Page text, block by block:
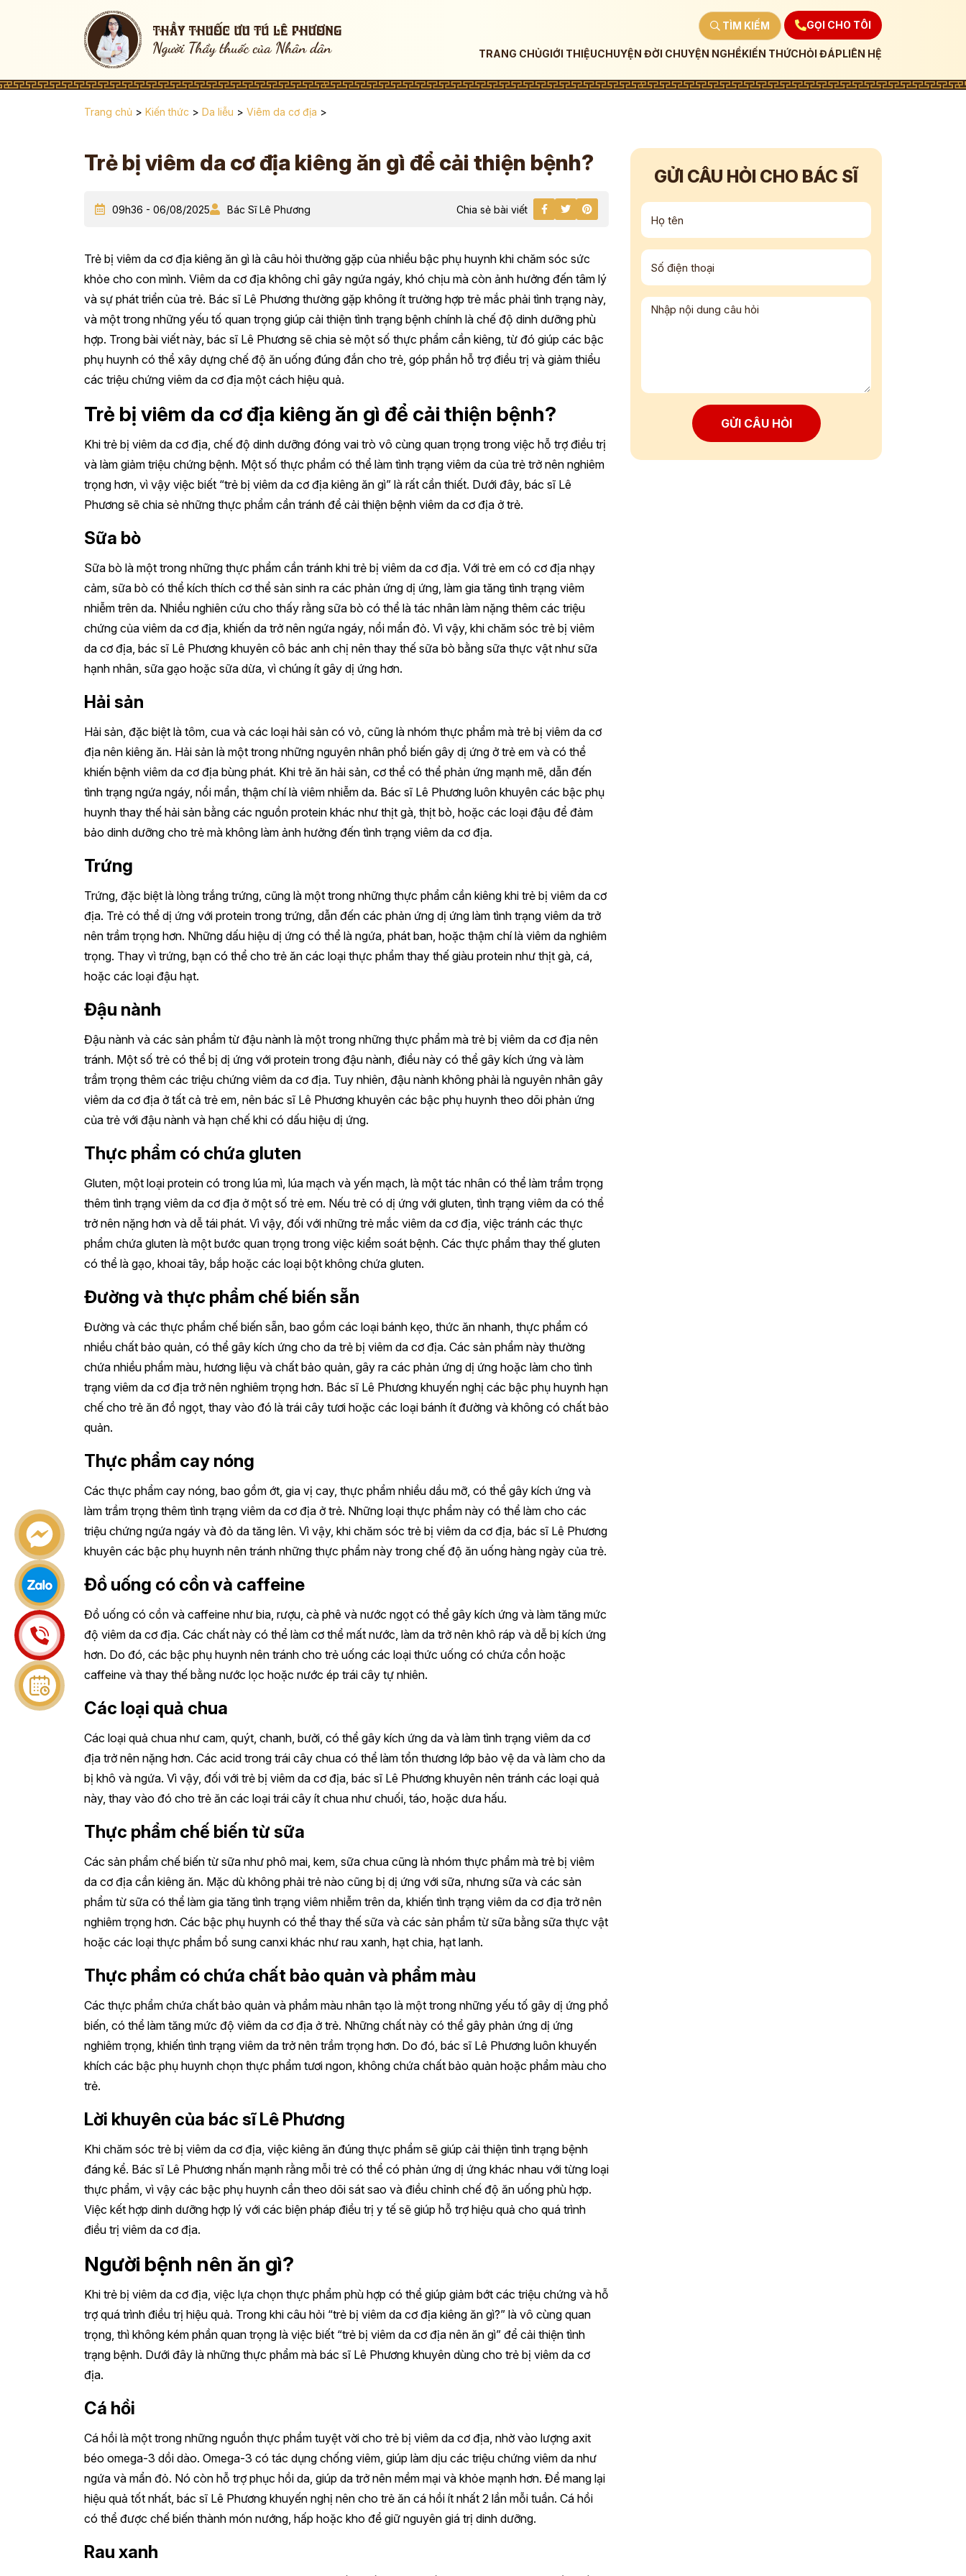
TÌM KIẾM GỌI CHO TÔI
TRANG CHỦGIỚI THIỆUCHUYỆN ĐỜI CHUYỆN NGHỀKIẾN THỨCHỎI ĐÁPLIÊN HỆ
Trang chủ > Kiến thức > Da liễu > Viêm da cơ địa >
Trẻ bị viêm da cơ địa kiêng ăn gì để cải thiện bệnh?
09h36 - 06/08/2025 Bác Sĩ Lê Phương Chia sẻ bài viết
Trẻ bị viêm da cơ địa kiêng ăn gì là câu hỏi thường gặp của nhiều bậc phụ huynh khi chăm sóc sức
khỏe cho con mình. Viêm da cơ địa không chỉ gây ngứa ngáy, khó chịu mà còn ảnh hưởng đến tâm lý
và sự phát triển của trẻ. Bác sĩ Lê Phương thường gặp không ít trường hợp trẻ mắc phải tình trạng này,
và một trong những yếu tố quan trọng giúp cải thiện tình trạng bệnh chính là chế độ dinh dưỡng phù
hợp. Trong bài viết này, bác sĩ Lê Phương sẽ chia sẻ một số thực phẩm cần kiêng, từ đó giúp các bậc
phụ huynh có thể xây dựng chế độ ăn uống đúng đắn cho trẻ, góp phần hỗ trợ điều trị và giảm thiểu
các triệu chứng viêm da cơ địa một cách hiệu quả.
Trẻ bị viêm da cơ địa kiêng ăn gì để cải thiện bệnh?
Khi trẻ bị viêm da cơ địa, chế độ dinh dưỡng đóng vai trò vô cùng quan trọng trong việc hỗ trợ điều trị
và làm giảm triệu chứng bệnh. Một số thực phẩm có thể làm tình trạng viêm da của trẻ trở nên nghiêm
trọng hơn, vì vậy việc biết “trẻ bị viêm da cơ địa kiêng ăn gì” là rất cần thiết. Dưới đây, bác sĩ Lê
Phương sẽ chia sẻ những thực phẩm cần tránh để cải thiện bệnh viêm da cơ địa ở trẻ.
Sữa bò
Sữa bò là một trong những thực phẩm cần tránh khi trẻ bị viêm da cơ địa. Với trẻ em có cơ địa nhạy
cảm, sữa bò có thể kích thích cơ thể sản sinh ra các phản ứng dị ứng, làm gia tăng tình trạng viêm
nhiễm trên da. Nhiều nghiên cứu cho thấy rằng sữa bò có thể là tác nhân làm nặng thêm các triệu
chứng của viêm da cơ địa, khiến da trở nên ngứa ngáy, nổi mẩn đỏ. Vì vậy, khi chăm sóc trẻ bị viêm
da cơ địa, bác sĩ Lê Phương khuyên cô bác anh chị nên thay thế sữa bò bằng sữa thực vật như sữa
hạnh nhân, sữa gạo hoặc sữa dừa, vì chúng ít gây dị ứng hơn.
Hải sản
Hải sản, đặc biệt là tôm, cua và các loại hải sản có vỏ, cũng là nhóm thực phẩm mà trẻ bị viêm da cơ
địa nên kiêng ăn. Hải sản là một trong những nguyên nhân phổ biến gây dị ứng ở trẻ em và có thể
khiến bệnh viêm da cơ địa bùng phát. Khi trẻ ăn hải sản, cơ thể có thể phản ứng mạnh mẽ, dẫn đến
tình trạng ngứa ngáy, nổi mẩn, thậm chí là viêm nhiễm da. Bác sĩ Lê Phương luôn khuyên các bậc phụ
huynh thay thế hải sản bằng các nguồn protein khác như thịt gà, thịt bò, hoặc các loại đậu để đảm
bảo dinh dưỡng cho trẻ mà không làm ảnh hưởng đến tình trạng viêm da cơ địa.
Trứng
Trứng, đặc biệt là lòng trắng trứng, cũng là một trong những thực phẩm cần kiêng khi trẻ bị viêm da cơ
địa. Trẻ có thể dị ứng với protein trong trứng, dẫn đến các phản ứng dị ứng làm tình trạng viêm da trở
nên trầm trọng hơn. Những dấu hiệu dị ứng có thể là ngứa, phát ban, hoặc thậm chí là viêm da nghiêm
trọng. Thay vì trứng, bạn có thể cho trẻ ăn các loại thực phẩm thay thế giàu protein như thịt gà, cá,
hoặc các loại đậu hạt.
Đậu nành
Đậu nành và các sản phẩm từ đậu nành là một trong những thực phẩm mà trẻ bị viêm da cơ địa nên
tránh. Một số trẻ có thể bị dị ứng với protein trong đậu nành, điều này có thể gây kích ứng và làm
trầm trọng thêm các triệu chứng viêm da cơ địa. Tuy nhiên, đậu nành không phải là nguyên nhân gây
viêm da cơ địa ở tất cả trẻ em, nên bác sĩ Lê Phương khuyên các bậc phụ huynh theo dõi phản ứng
của trẻ với đậu nành và hạn chế khi có dấu hiệu dị ứng.
Thực phẩm có chứa gluten
Gluten, một loại protein có trong lúa mì, lúa mạch và yến mạch, là một tác nhân có thể làm trầm trọng
thêm tình trạng viêm da cơ địa ở một số trẻ em. Nếu trẻ có dị ứng với gluten, tình trạng viêm da có thể
trở nên nặng hơn và dễ tái phát. Vì vậy, đối với những trẻ mắc viêm da cơ địa, việc tránh các thực
phẩm chứa gluten là một bước quan trọng trong việc kiểm soát bệnh. Các thực phẩm thay thế gluten
có thể là gạo, khoai tây, bắp hoặc các loại bột không chứa gluten.
Đường và thực phẩm chế biến sẵn
Đường và các thực phẩm chế biến sẵn, bao gồm các loại bánh kẹo, thức ăn nhanh, thực phẩm có
nhiều chất bảo quản, có thể gây kích ứng cho da trẻ bị viêm da cơ địa. Các sản phẩm này thường
chứa nhiều phẩm màu, hương liệu và chất bảo quản, gây ra các phản ứng dị ứng hoặc làm cho tình
trạng viêm da cơ địa trở nên nghiêm trọng hơn. Bác sĩ Lê Phương khuyến nghị các bậc phụ huynh hạn
chế cho trẻ ăn đồ ngọt, thay vào đó là trái cây tươi hoặc các loại bánh ít đường và không có chất bảo
quản.
Thực phẩm cay nóng
Các thực phẩm cay nóng, bao gồm ớt, gia vị cay, thực phẩm nhiều dầu mỡ, có thể gây kích ứng và
làm trầm trọng thêm tình trạng viêm da cơ địa ở trẻ. Những loại thực phẩm này có thể làm cho các
triệu chứng ngứa ngáy và đỏ da tăng lên. Vì vậy, khi chăm sóc trẻ bị viêm da cơ địa, bác sĩ Lê Phương
khuyên các bậc phụ huynh nên tránh những thực phẩm này trong chế độ ăn uống hàng ngày của trẻ.
Đồ uống có cồn và caffeine
Đồ uống có cồn và caffeine như bia, rượu, cà phê và nước ngọt có thể gây kích ứng và làm tăng mức
độ viêm da cơ địa. Các chất này có thể làm cơ thể mất nước, làm da trở nên khô ráp và dễ bị kích ứng
hơn. Do đó, các bậc phụ huynh nên tránh cho trẻ uống các loại thức uống có chứa cồn hoặc
caffeine và thay thế bằng nước lọc hoặc nước ép trái cây tự nhiên.
Các loại quả chua
Các loại quả chua như cam, quýt, chanh, bưởi, có thể gây kích ứng da và làm tình trạng viêm da cơ
địa trở nên nặng hơn. Các acid trong trái cây chua có thể làm tổn thương lớp bảo vệ da và làm cho da
bị khô và ngứa. Vì vậy, đối với trẻ bị viêm da cơ địa, bác sĩ Lê Phương khuyên nên tránh các loại quả
này, thay vào đó cho trẻ ăn các loại trái cây ít chua như chuối, táo, hoặc dưa hấu.
Thực phẩm chế biến từ sữa
Các sản phẩm chế biến từ sữa như phô mai, kem, sữa chua cũng là nhóm thực phẩm mà trẻ bị viêm
da cơ địa cần kiêng ăn. Mặc dù không phải trẻ nào cũng bị dị ứng với sữa, nhưng sữa và các sản
phẩm từ sữa có thể làm gia tăng tình trạng viêm nhiễm trên da, khiến tình trạng viêm da cơ địa trở nên
nghiêm trọng hơn. Các bậc phụ huynh có thể thay thế sữa và các sản phẩm từ sữa bằng sữa thực vật
hoặc các loại thực phẩm bổ sung canxi khác như rau xanh, hạt chia, hạt lanh.
Thực phẩm có chứa chất bảo quản và phẩm màu
Các thực phẩm chứa chất bảo quản và phẩm màu nhân tạo là một trong những yếu tố gây dị ứng phổ
biến, có thể làm tăng mức độ viêm da cơ địa ở trẻ. Những chất này có thể gây phản ứng dị ứng
nghiêm trọng, khiến tình trạng viêm da trở nên trầm trọng hơn. Do đó, bác sĩ Lê Phương luôn khuyến
khích các bậc phụ huynh chọn thực phẩm tươi ngon, không chứa chất bảo quản hoặc phẩm màu cho
trẻ.
Lời khuyên của bác sĩ Lê Phương
Khi chăm sóc trẻ bị viêm da cơ địa, việc kiêng ăn đúng thực phẩm sẽ giúp cải thiện tình trạng bệnh
đáng kể. Bác sĩ Lê Phương nhấn mạnh rằng mỗi trẻ có thể có phản ứng dị ứng khác nhau với từng loại
thực phẩm, vì vậy các bậc phụ huynh cần theo dõi sát sao và điều chỉnh chế độ ăn uống phù hợp.
Việc kết hợp dinh dưỡng hợp lý với các biện pháp điều trị y tế sẽ giúp hỗ trợ hiệu quả cho quá trình
điều trị viêm da cơ địa.
Người bệnh nên ăn gì?
Khi trẻ bị viêm da cơ địa, việc lựa chọn thực phẩm phù hợp có thể giúp giảm bớt các triệu chứng và hỗ
trợ quá trình điều trị hiệu quả. Trong khi câu hỏi “trẻ bị viêm da cơ địa kiêng ăn gì?” là vô cùng quan
trọng, thì không kém phần quan trọng là việc biết “trẻ bị viêm da cơ địa nên ăn gì” để cải thiện tình
trạng bệnh. Dưới đây là những thực phẩm mà bác sĩ Lê Phương khuyên dùng cho trẻ bị viêm da cơ
địa.
Cá hồi
Cá hồi là một trong những nguồn thực phẩm tuyệt vời cho trẻ bị viêm da cơ địa, nhờ vào lượng axit
béo omega-3 dồi dào. Omega-3 có tác dụng chống viêm, giúp làm dịu các triệu chứng viêm da như
ngứa và mẩn đỏ. Nó còn hỗ trợ phục hồi da, giúp da trở nên mềm mại và khỏe mạnh hơn. Để mang lại
hiệu quả tốt nhất, bác sĩ Lê Phương khuyến nghị nên cho trẻ ăn cá hồi ít nhất 2 lần mỗi tuần. Cá hồi
có thể được chế biến thành món nướng, hấp hoặc kho để giữ nguyên giá trị dinh dưỡng.
Rau xanh
GỬI CÂU HỎI CHO BÁC SĨ
GỬI CÂU HỎI